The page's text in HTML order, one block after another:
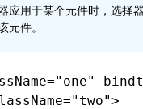
应用于某个元件时，选择
元件。
="one"
="two">